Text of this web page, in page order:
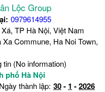
Lộc Group
0979614955
TP Hà Nội, Việt Nam
Commune, Ha Noi Town,
tin (No information)
phố Hà Nội
Ngày thành lập: 30- 1 -2026